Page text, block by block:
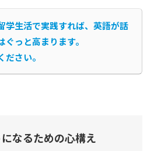
学生活で実践すれば、英語が話
っと高まります。
さい。
なるための心構え